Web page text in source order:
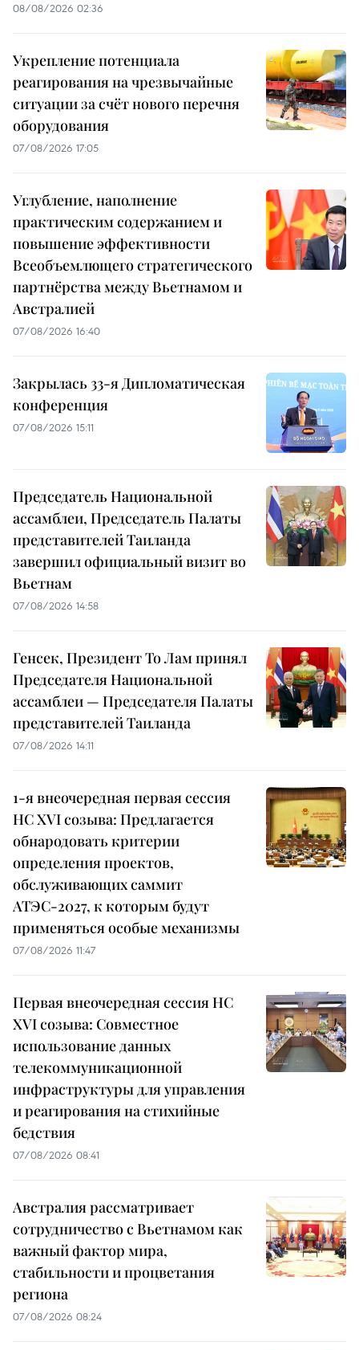
08/08/2026 02:36
Укрепление потенциала
реагирования на чрезвычайные
ситуации за счёт нового перечня
оборудования
07/08/2026 17:05
Углубление, наполнение
практическим содержанием и
повышение эффективности
Всеобъемлющего стратегического
партнёрства между Вьетнамом и
Австралией
07/08/2026 16:40
Закрылась 33-я Дипломатическая
конференция
07/08/2026 15:11
Председатель Национальной
ассамблеи, Председатель Палаты
представителей Таиланда
завершил официальный визит во
Вьетнам
07/08/2026 14:58
Генсек, Президент То Лам принял
Председателя Национальной
ассамблеи — Председателя Палаты
представителей Таиланда
07/08/2026 14:11
1-я внеочередная первая сессия
НС XVI созыва: Предлагается
обнародовать критерии
определения проектов,
обслуживающих саммит
АТЭС-2027, к которым будут
применяться особые механизмы
07/08/2026 11:47
Первая внеочередная сессия НС
XVI созыва: Совместное
использование данных
телекоммуникационной
инфраструктуры для управления
и реагирования на стихийные
бедствия
07/08/2026 08:41
Австралия рассматривает
сотрудничество с Вьетнамом как
важный фактор мира,
стабильности и процветания
региона
07/08/2026 08:24